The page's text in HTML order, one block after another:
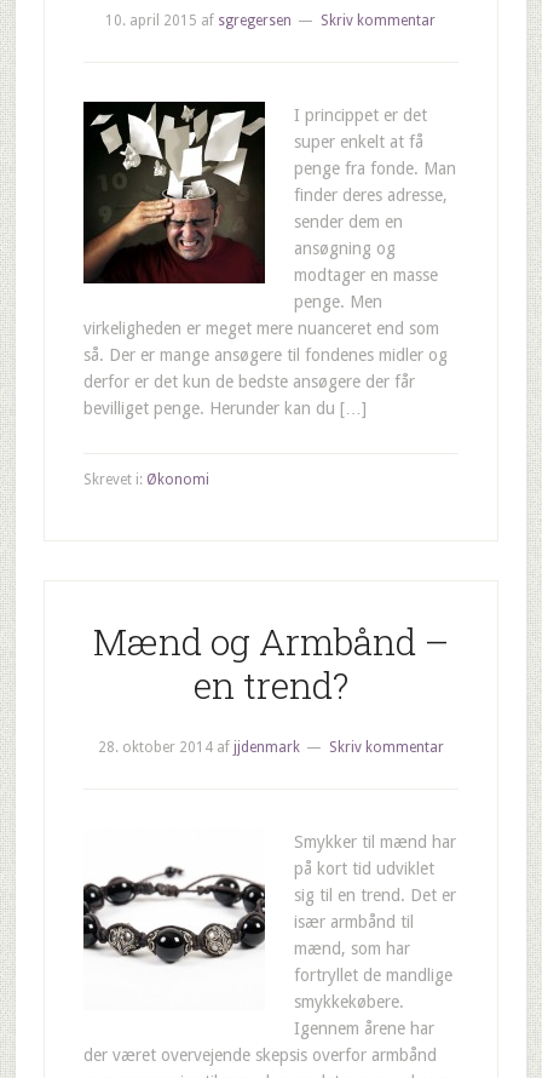
10. april 2015 af sgregersen Skriv kommentar
I princippet er det
super enkelt at få
penge fra fonde. Man
finder deres adresse,
sender dem en
ansøgning og
modtager en masse
penge. Men
virkeligheden er meget mere nuanceret end som
så. Der er mange ansøgere til fondenes midler og
derfor er det kun de bedste ansøgere der får
bevilliget penge. Herunder kan du […]
Skrevet i: Økonomi
Mænd og Armbånd –
en trend?
28. oktober 2014af jjdenmark Skriv kommentar
Smykker til mænd har
på kort tid udviklet
sig til en trend. Det er
især armbånd til
mænd, som har
fortryllet de mandlige
smykkekøbere.
Igennem årene har
der været overvejende skepsis overfor armbånd